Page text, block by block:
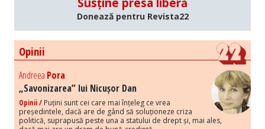
Donează pentru Revista22
Opinii
Andreea Pora
„Savonizarea” lui Nicușor Dan
Opinii / Puțini sunt cei care mai înțeleg ce vrea
președintele, dacă are de gând să soluționeze criza
politică, suprapusă peste una a statului de drept și, mai ales,